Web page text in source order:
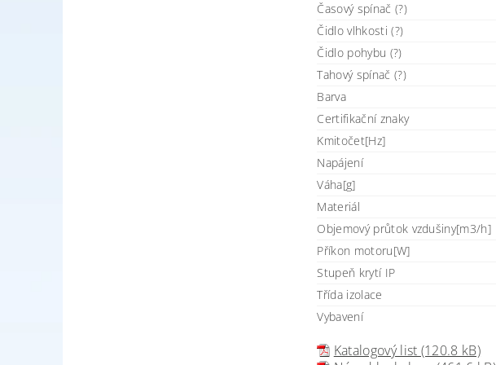
Časový spínač (?)
Čidlo vlhkosti (?)
Čidlo pohybu (?)
Tahový spínač (?)
Barva
Certifikační znaky
Kmitočet[Hz]
Napájení
Váha[g]
Materiál
Objemový průtok vzdušiny[m3/h]
Příkon motoru[W]
Stupeň krytí IP
Třída izolace
Vybavení
Katalogový list (120.8 kB)